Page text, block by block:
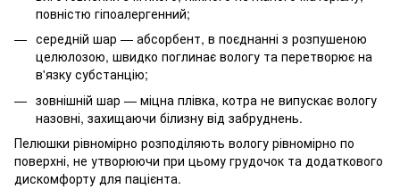
повністю гіпоалергенний;
середній шар — абсорбент, в поєднанні з розпушеною
целюлозою, швидко поглинає вологу та перетворює на
в'язку субстанцію;
зовнішній шар — міцна плівка, котра не випускає вологу
назовні, захищаючи білизну від забруднень.
Пелюшки рівномірно розподіляють вологу рівномірно по
поверхні, не утворюючи при цьому грудочок та додаткового
дискомфорту для пацієнта.